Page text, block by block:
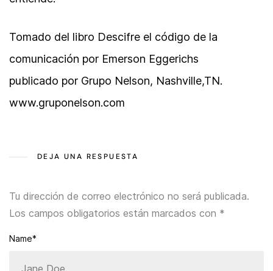
Tomado del libro Descifre el código de la
comunicación por Emerson Eggerichs
publicado por Grupo Nelson, Nashville,TN.
www.gruponelson.com
DEJA UNA RESPUESTA
Tu dirección de correo electrónico no será publicada.
Los campos obligatorios están marcados con *
Name*